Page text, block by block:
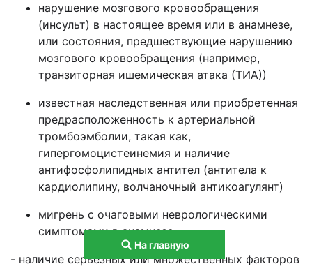
нарушение мозгового кровообращения
(инсульт) в настоящее время или в анамнезе,
или состояния, предшествующие нарушению
мозгового кровообращения (например,
транзиторная ишемическая атака (ТИА))
известная наследственная или приобретенная
предрасположенность к артериальной
тромбоэмболии, такая как,
гипергомоцистеинемия и наличие
антифосфолипидных антител (антитела к
кардиолипину, волчаночный антикоагулянт)
мигрень с очаговыми неврологическими
симптомами в анамнезе
- наличие серьезных или множественных факторов
На главную